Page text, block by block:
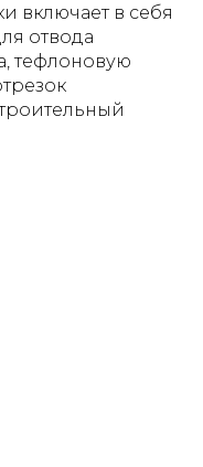
включает в себя
отвода
тефлоновую